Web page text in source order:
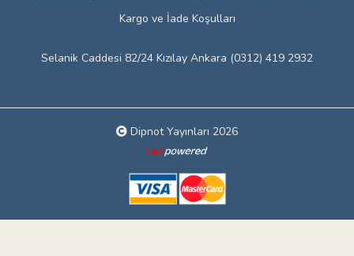
Kargo ve İade Koşulları
Selanik Caddesi 82/24 Kızılay Ankara (0312) 419 2932
Dipnot Yayınları 2026